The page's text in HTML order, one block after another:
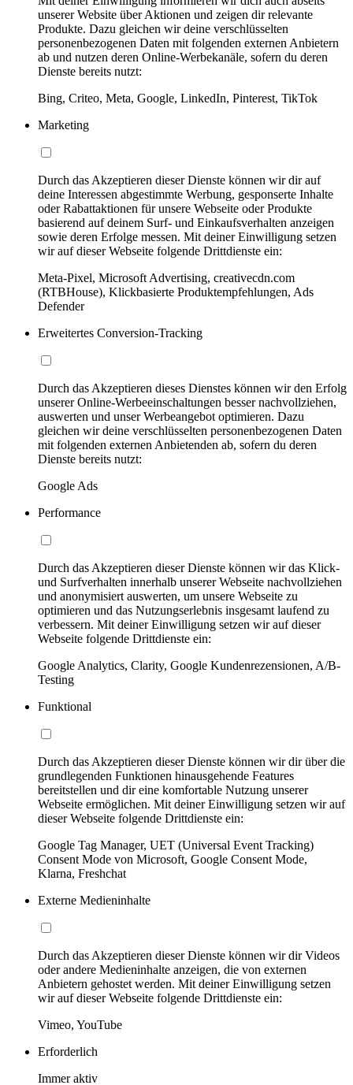
unserer Website über Aktionen und zeigen dir relevante
Produkte. Dazu gleichen wir deine verschlüsselten
personenbezogenen Daten mit folgenden externen Anbietern
ab und nutzen deren Online-Werbekanäle, sofern du deren
Dienste bereits nutzt:
Bing, Criteo, Meta, Google, LinkedIn, Pinterest, TikTok
Marketing
Durch das Akzeptieren dieser Dienste können wir dir auf
deine Interessen abgestimmte Werbung, gesponserte Inhalte
oder Rabattaktionen für unsere Webseite oder Produkte
basierend auf deinem Surf- und Einkaufsverhalten anzeigen
sowie deren Erfolge messen. Mit deiner Einwilligung setzen
wir auf dieser Webseite folgende Drittdienste ein:
Meta-Pixel, Microsoft Advertising, creativecdn.com
(RTBHouse), Klickbasierte Produktempfehlungen, Ads
Defender
Erweitertes Conversion-Tracking
Durch das Akzeptieren dieses Dienstes können wir den Erfolg
unserer Online-Werbeeinschaltungen besser nachvollziehen,
auswerten und unser Werbeangebot optimieren. Dazu
gleichen wir deine verschlüsselten personenbezogenen Daten
mit folgenden externen Anbietenden ab, sofern du deren
Dienste bereits nutzt:
Google Ads
Performance
Durch das Akzeptieren dieser Dienste können wir das Klick-
und Surfverhalten innerhalb unserer Webseite nachvollziehen
und anonymisiert auswerten, um unsere Webseite zu
optimieren und das Nutzungserlebnis insgesamt laufend zu
verbessern. Mit deiner Einwilligung setzen wir auf dieser
Webseite folgende Drittdienste ein:
Google Analytics, Clarity, Google Kundenrezensionen, A/B-
Testing
Funktional
Durch das Akzeptieren dieser Dienste können wir dir über die
grundlegenden Funktionen hinausgehende Features
bereitstellen und dir eine komfortable Nutzung unserer
Webseite ermöglichen. Mit deiner Einwilligung setzen wir auf
dieser Webseite folgende Drittdienste ein:
Google Tag Manager, UET (Universal Event Tracking)
Consent Mode von Microsoft, Google Consent Mode,
Klarna, Freshchat
Externe Medieninhalte
Durch das Akzeptieren dieser Dienste können wir dir Videos
oder andere Medieninhalte anzeigen, die von externen
Anbietern gehostet werden. Mit deiner Einwilligung setzen
wir auf dieser Webseite folgende Drittdienste ein:
Vimeo, YouTube
Erforderlich
Immer aktiv